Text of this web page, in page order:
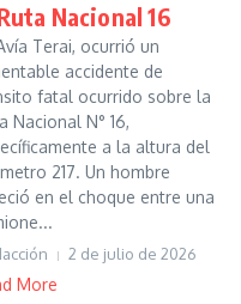
Nacional 16
Terai, ocurrió un
accidente de
fatal ocurrido sobre la
Nacional N° 16,
a la altura del
217. Un hombre
en el choque entre una
2 de julio de 2026
More